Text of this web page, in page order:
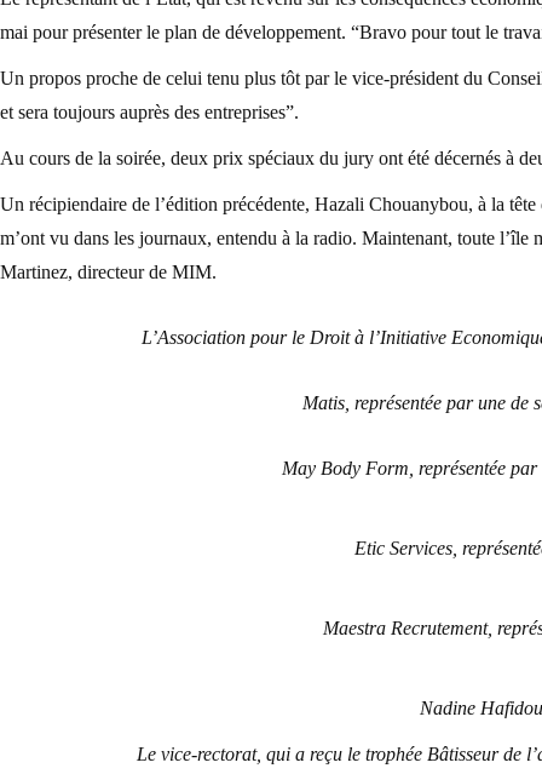
mai pour présenter le plan de développement. “Bravo pour tout le
Un propos proche de celui tenu plus tôt par le vice-président du
et sera toujours auprès des entreprises”.
Au cours de la soirée, deux prix spéciaux du jury ont été décernés à
Un récipiendaire de l’édition précédente, Hazali Chouanybou, à la
m’ont vu dans les journaux, entendu à la radio. Maintenant, toute l’île
Martinez, directeur de MIM.
L’Association pour le Droit à l’Initiative
Matis, représentée par une de
May Body Form, représentée
Etic Services,
Maestra Recrutement,
Nadine
Le vice-rectorat, qui a reçu le trophée Bâtisseur de